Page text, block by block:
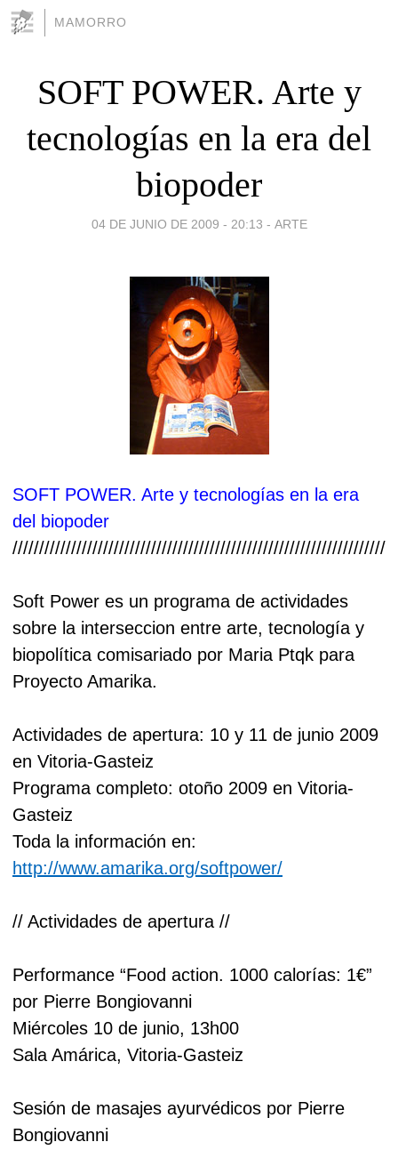
MAMORRO
SOFT POWER. Arte y
tecnologías en la era del
biopoder
04 DE JUNIO DE 2009 - 20:13 - ARTE
SOFT POWER. Arte y tecnologías en la era
del biopoder
Soft Power es un programa de actividades
sobre la interseccion entre arte, tecnología y
biopolítica comisariado por Maria Ptqk para
Proyecto Amarika.
Actividades de apertura: 10 y 11 de junio 2009
en Vitoria-Gasteiz
Programa completo: otoño 2009 en Vitoria-
Gasteiz
Toda la información en:
http://www.amarika.org/softpower/
// Actividades de apertura //
Performance “Food action. 1000 calorías: 1€”
por Pierre Bongiovanni
Miércoles 10 de junio, 13h00
Sala Amárica, Vitoria-Gasteiz
Sesión de masajes ayurvédicos por Pierre
Bongiovanni